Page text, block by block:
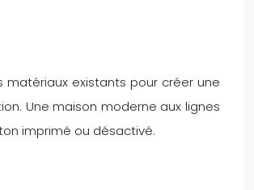
existants pour créer une
Une maison moderne aux lignes
imprimé ou désactivé.